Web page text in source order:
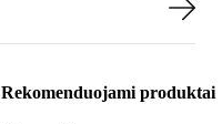
Rekomenduojami produktai